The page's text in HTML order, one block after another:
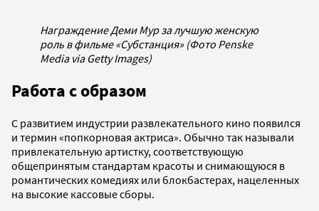
Награждение Деми Мур за лучшую женскую
роль в фильме «Субстанция» (Фото Penske
Media via Getty Images)
Работа с образом
С развитием индустрии развлекательного кино появился
и термин «попкорновая актриса». Обычно так называли
привлекательную артистку, соответствующую
общепринятым стандартам красоты и снимающуюся в
романтических комедиях или блокбастерах, нацеленных
на высокие кассовые сборы.